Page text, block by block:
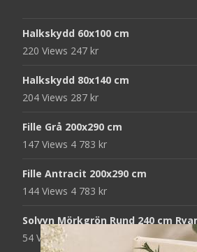
952 kr.
Halkskydd 60x100 cm
220 Views 247 kr
Halkskydd 80x140 cm
204 Views 287 kr
Fille Grå 200x290 cm
147 Views 4 783 kr
Fille Antracit 200x290 cm
144 Views 4 783 kr
Solvyn Mörkgrön Rund 240 cm
54 Views1 871